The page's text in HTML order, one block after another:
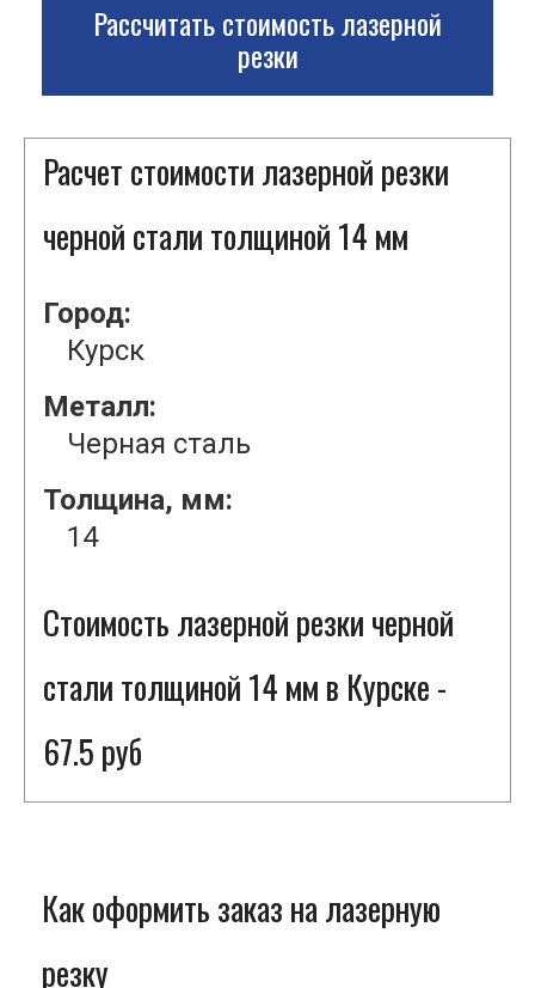
Рассчитать стоимость лазерной
резки
Расчет стоимости лазерной резки
черной стали толщиной 14 мм
Город:
Курск
Металл:
Черная сталь
Толщина, мм:
14
Стоимость лазерной резки черной
стали толщиной 14 мм в Курске -
67.5 руб
Как оформить заказ на лазерную
резку